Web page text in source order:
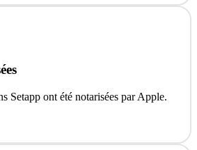
Setapp ont été notarisées par Apple.